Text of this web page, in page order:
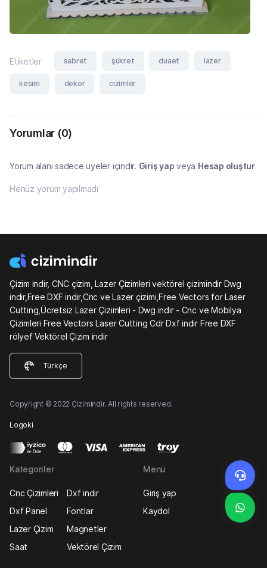
Etiketler sabret şükret duaet lazer
kesim dekor cizimler
Yorumlar (0)
Yorum alanı sadece üyeler içindir. Giriş yap veya Hesap oluştur
Henüz yorum yapılmadı
Çizim indir, CNC çizim, Lazer Çizimleri vektörel çizimindir Dwg
indir,Free DXF indir,Cnc ve Lazer çizimi,Free Vectors for Laser
Cutting,Ücretsiz Lazer Çizimleri - Dwg indir - Cnc ve Mobilya
Çizimleri Free Vectors Laser Cutting Cdr Dxf indir Free DXF
rölyef Vektörel Çizim indir
Türkçe
Copyright © 2022 Çizimindir. All rights reserved.
Logoki
Kategoriler
Cnc Çizimleri
Dxf indir
Dxf Panel
Fontlar
Lazer Çizim
Magnetler
Saat
Vektörel Çizim
Menü
Giriş yap
Kaydol